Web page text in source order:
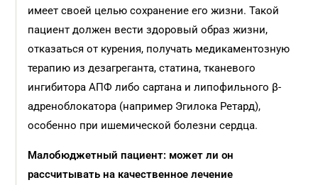
имеет своей целью сохранение его жизни. Такой
пациент должен вести здоровый образ жизни,
отказаться от курения, получать медикаментозную
терапию из дезагреганта, статина, тканевого
ингибитора АПФ либо сартана и липофильного β-
адреноблокатора (например Эгилока Ретард),
особенно при ишемической болезни сердца.
Малобюджетный пациент: может ли он
рассчитывать на качественное лечение